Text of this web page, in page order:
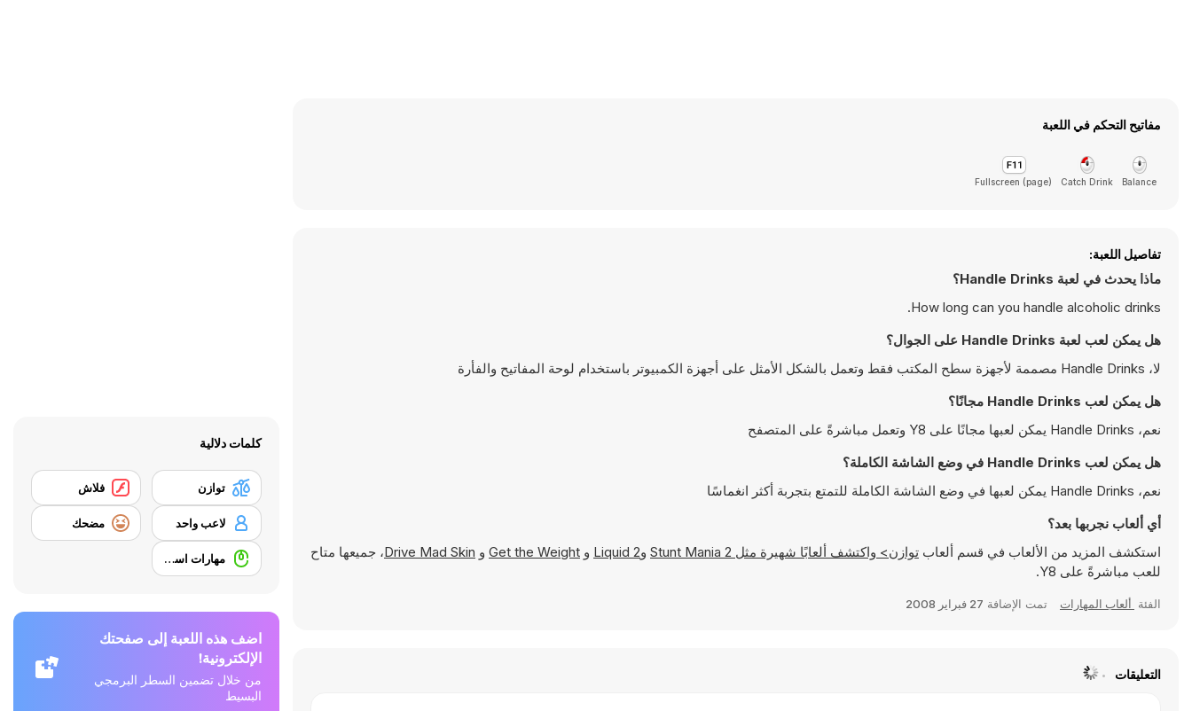
مفاتيح التحكم في اللعبة
Balance
Catch Drink
Fullscreen (page)
تفاصيل اللعبة:
ماذا يحدث في لعبة Handle Drinks؟
How long can you handle alcoholic drinks.
هل يمكن لعب لعبة Handle Drinks على الجوال؟
لا، Handle Drinks مصممة لأجهزة سطح المكتب فقط وتعمل بالشكل الأمثل على أجهزة الكمبيوتر باستخدام لوحة المفاتيح والفأرة
هل يمكن لعب Handle Drinks مجانًا؟
نعم، Handle Drinks يمكن لعبها مجانًا على Y8 وتعمل مباشرةً على المتصفح
هل يمكن لعب Handle Drinks في وضع الشاشة الكاملة؟
نعم، Handle Drinks يمكن لعبها في وضع الشاشة الكاملة للتمتع بتجربة أكثر انغماسًا
أي ألعاب نجربها بعد؟
استكشف المزيد من الألعاب في قسم ألعاب توازن> واكتشف ألعابًا شهيرة مثل Stunt Mania 2 وLiquid 2 و Get the Weight و Drive Mad Skin، جميعها متاح
للعب مباشرةً على Y8.
الفئة ألعاب المهارات تمت الإضافة 27 فبراير 2008
التعليقات
كلمات دلالية
توازن فلاش
لاعب واحد مضحك
مهارات استخدام الفأرة
اضف هذه اللعبة إلى صفحتك
الإلكترونية!
من خلال تضمين السطر البرمجي
البسيط